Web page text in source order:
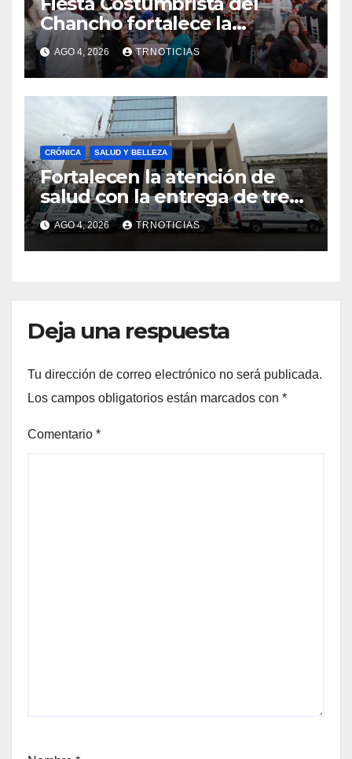
Chancho fortalece la
economía local con positivo
impacto en la hotelería y el
emprendimiento
AGO 4, 2026 TRNOTICIAS
CRÓNICA SALUD Y BELLEZA
Fortalecen la atención de
salud con la entrega de tres
nuevas ambulancias para
Cauquenes y Sagrada Familia
AGO 4, 2026 TRNOTICIAS
Deja una respuesta
Tu dirección de correo electrónico no será publicada.
Los campos obligatorios están marcados con *
Comentario *